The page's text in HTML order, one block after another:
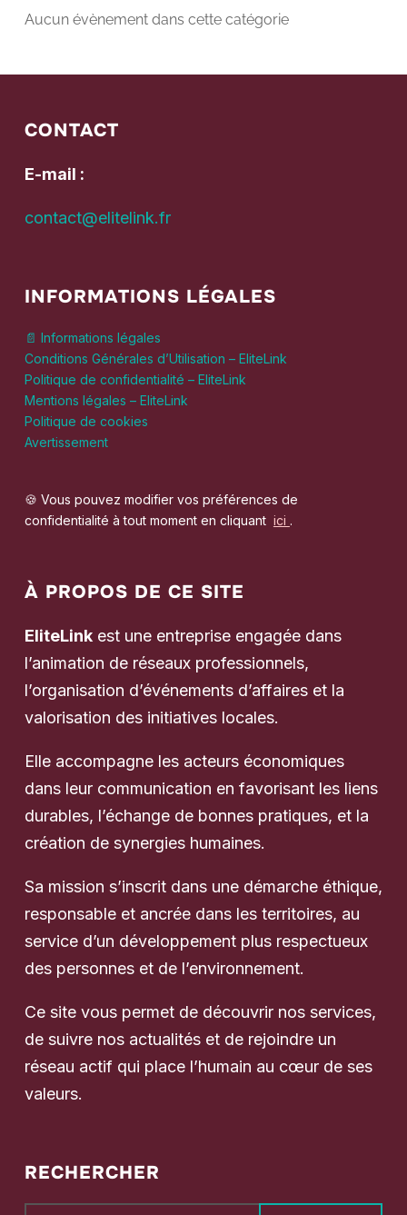
Aucun évènement dans cette catégorie
CONTACT
E-mail :
contact@elitelink.fr
INFORMATIONS LÉGALES
📄 Informations légales
Conditions Générales d’Utilisation – EliteLink
Politique de confidentialité – EliteLink
Mentions légales – EliteLink
Politique de cookies
Avertissement
🍪 Vous pouvez modifier vos préférences de
confidentialité à tout moment en cliquant ici .
À PROPOS DE CE SITE
EliteLinkest une entreprise engagée dans
l’animation de réseaux professionnels,
l’organisation d’événements d’affaires et la
valorisation des initiatives locales.
Elle accompagne les acteurs économiques
dans leur communication en favorisant les liens
durables, l’échange de bonnes pratiques, et la
création de synergies humaines.
Sa mission s’inscrit dans une démarche éthique,
responsable et ancrée dans les territoires, au
service d’un développement plus respectueux
des personnes et de l’environnement.
Ce site vous permet de découvrir nos services,
de suivre nos actualités et de rejoindre un
réseau actif qui place l’humain au cœur de ses
valeurs.
RECHERCHER